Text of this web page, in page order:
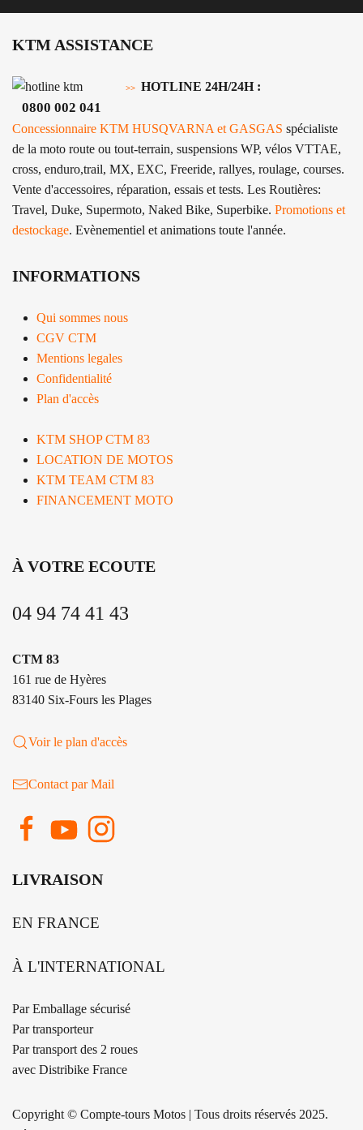
KTM ASSISTANCE
>> HOTLINE 24H/24H :
0800 002 041
Concessionnaire KTM HUSQVARNA et GASGAS spécialiste
de la moto route ou tout-terrain, suspensions WP, vélos VTTAE,
cross, enduro,trail, MX, EXC, Freeride, rallyes, roulage, courses.
Vente d'accessoires, réparation, essais et tests. Les Routières:
Travel, Duke, Supermoto, Naked Bike, Superbike. Promotions et
destockage. Evènementiel et animations toute l'année.
INFORMATIONS
Qui sommes nous
CGV CTM
Mentions legales
Confidentialité
Plan d'accès
KTM SHOP CTM 83
LOCATION DE MOTOS
KTM TEAM CTM 83
FINANCEMENT MOTO
À VOTRE ECOUTE
04 94 74 41 43
CTM 83
161 rue de Hyères
83140 Six-Fours les Plages
Voir le plan d'accès
Contact par Mail
LIVRAISON
EN FRANCE
À L'INTERNATIONAL
Par Emballage sécurisé
Par transporteur
Par transport des 2 roues
avec Distribike France
Copyright © Compte-tours Motos | Tous droits réservés 2025.